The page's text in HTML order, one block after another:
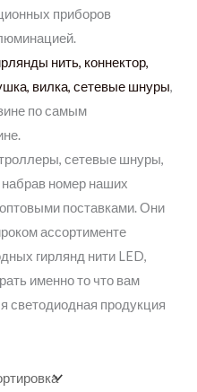
приборов
нить, коннектор,
вилка, сетевые шнуры,
по самым
сетевые шнуры,
номер наших
поставками. Они
ассортименте
гирлянд нити LED,
именно то что вам
светодиодная продукция